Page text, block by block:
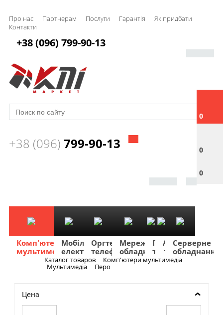
Про нас Партнерам Послуги Гарантія
Як придбати
Контакти
0
0
0
+38 (096) 799-90-13
+38 (096) 799-90-13
Комп'ютери
мультимедіа
Мобільна
електроніка
Оргтехніка
телефонія
Мережеве
обладнання
Побутова
техніка
TV
та
Аудіо
Фото
та
відео
Авто
та
навігація
Серверне
обладнання
Каталог товаров Комп'ютери мультимедіа
Мультимедіа Перо
Цена